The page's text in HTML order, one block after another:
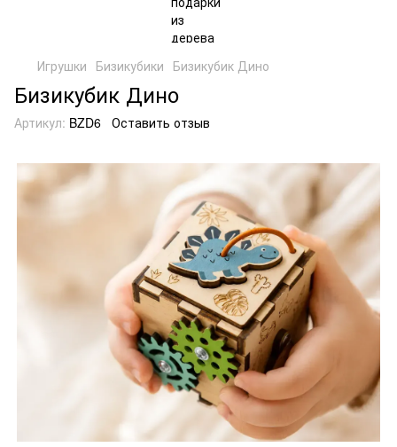
Игрушки Бизикубики Бизикубик Дино
Бизикубик Дино
Артикул: BZD6 Оставить отзыв